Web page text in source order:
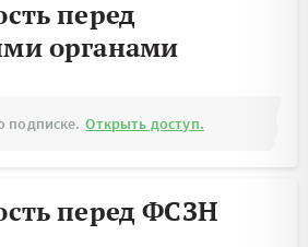
перед
органами
подписке. Открыть доступ.
перед ФСЗН